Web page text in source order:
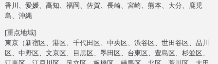
香川、愛媛、高知、福岡、佐賀、長崎、宮崎、熊本、大分、鹿児
島、沖縄
[重点地域]
東京（新宿区、港区、千代田区、中央区、渋谷区、世田谷区、品川
区、中野区、文京区、目黒区、墨田区、台東区、豊島区、杉並区、